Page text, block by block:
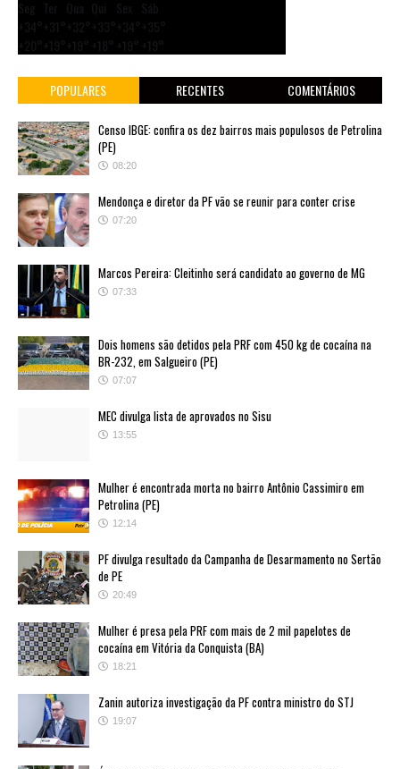
POPULARES RECENTES COMENTÁRIOS
Censo IBGE: confira os dez bairros mais populosos de Petrolina
(PE)
08:20
Mendonça e diretor da PF vão se reunir para conter crise
07:20
Marcos Pereira: Cleitinho será candidato ao governo de MG
07:33
Dois homens são detidos pela PRF com 450 kg de cocaína na
BR-232, em Salgueiro (PE)
07:07
MEC divulga lista de aprovados no Sisu
13:55
Mulher é encontrada morta no bairro Antônio Cassimiro em
Petrolina (PE)
12:14
PF divulga resultado da Campanha de Desarmamento no Sertão
de PE
20:49
Mulher é presa pela PRF com mais de 2 mil papelotes de
cocaína em Vitória da Conquista (BA)
18:21
Zanin autoriza investigação da PF contra ministro do STJ
19:07